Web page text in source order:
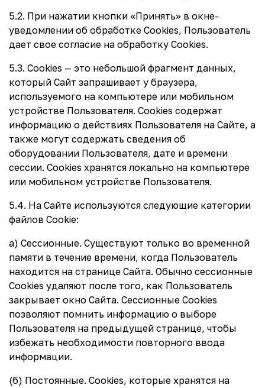
5.2. При нажатии кнопки «Принять» в окне-
уведомлении об обработке Cookies, Пользователь
дает свое согласие на обработку Сookies.
5.3. Сookies — это небольшой фрагмент данных,
который Сайт запрашивает у браузера,
используемого на компьютере или мобильном
устройстве Пользователя. Cookies содержат
информацию о действиях Пользователя на Сайте, а
также могут содержать сведения об
оборудовании Пользователя, дате и времени
сессии. Сookies хранятся локально на компьютере
или мобильном устройстве Пользователя.
5.4. На Сайте используются следующие категории
файлов Cookie:
а) Сессионные. Существуют только во временной
памяти в течение времени, когда Пользователь
находится на странице Сайта. Обычно сессионные
Cookies удаляют после того, как Пользователь
закрывает окно Сайта. Сессионные Cookies
позволяют помнить информацию о выборе
Пользователя на предыдущей странице, чтобы
избежать необходимости повторного ввода
информации.
(б) Постоянные. Сookies, которые хранятся на